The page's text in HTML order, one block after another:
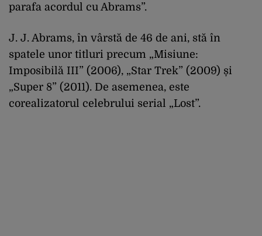
parafa acordul cu Abrams”.
J. J. Abrams, în vârstă de 46 de ani, stă în
spatele unor titluri precum „Misiune:
Imposibilă III” (2006), „Star Trek” (2009) și
„Super 8” (2011). De asemenea, este
corealizatorul celebrului serial „Lost”.